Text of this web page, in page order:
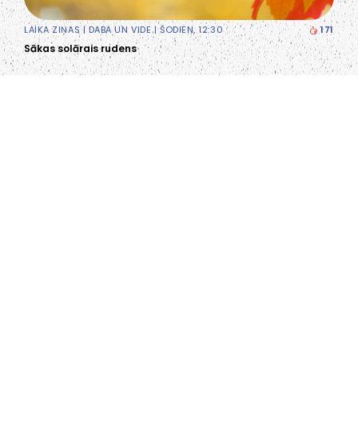
LAIKA ZIŅAS|DABA UN VIDE| ŠODIEN, 12:30 171
Sākas solārais rudens